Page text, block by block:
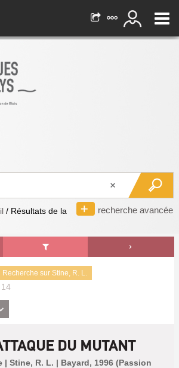
recherche avancée
/ Résultats de la
Recherche sur Stine, R. L.
DU MUTANT
| Stine, R. L. | Bayard, 1996 (Passion